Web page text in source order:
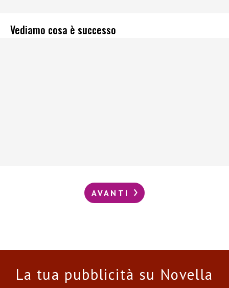
Vediamo cosa è successo
AVANTI
La tua pubblicità su Novella